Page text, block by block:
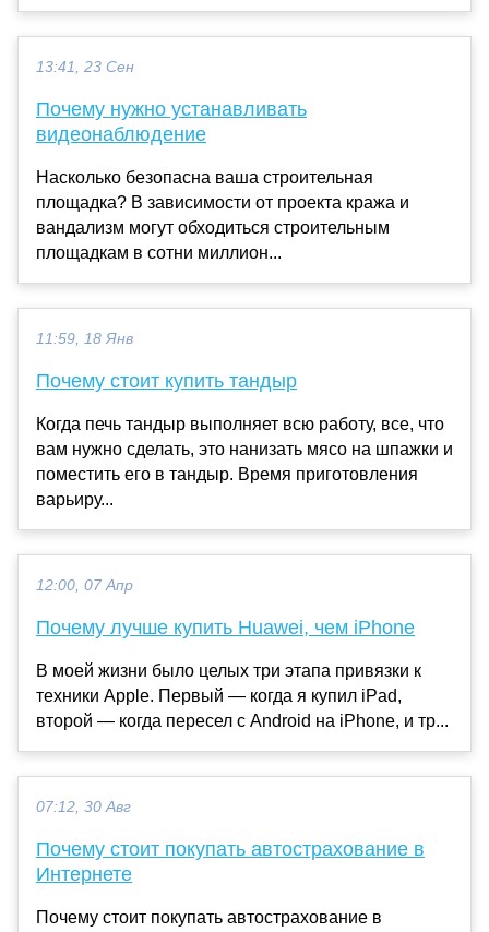
13:41, 23 Сен
Почему нужно устанавливать
видеонаблюдение
Насколько безопасна ваша строительная
площадка? В зависимости от проекта кража и
вандализм могут обходиться строительным
площадкам в сотни миллион...
11:59, 18 Янв
Почему стоит купить тандыр
Когда печь тандыр выполняет всю работу, все, что
вам нужно сделать, это нанизать мясо на шпажки и
поместить его в тандыр. Время приготовления
варьиру...
12:00, 07 Апр
Почему лучше купить Huawei, чем iPhone
В моей жизни было целых три этапа привязки к
техники Apple. Первый — когда я купил iPad,
второй — когда пересел с Android на iPhone, и тр...
07:12, 30 Авг
Почему стоит покупать автострахование в
Интернете
Почему стоит покупать автострахование в